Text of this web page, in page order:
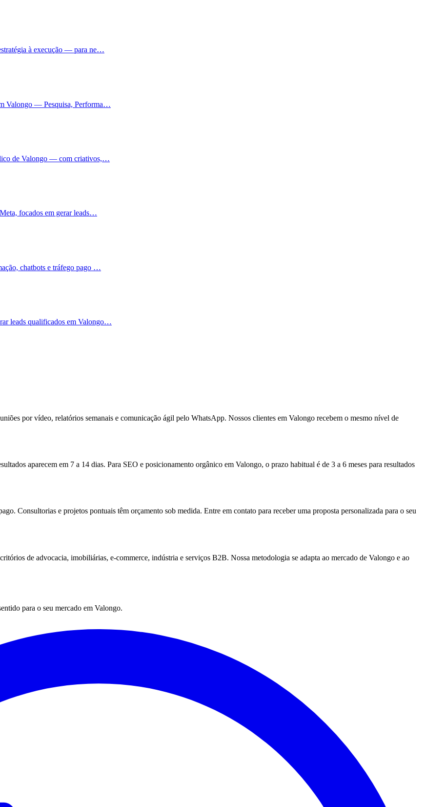
à execução — para ne…
Valongo — Pesquisa, Performa…
de Valongo — com criativos,…
focados em gerar leads…
chatbots e tráfego pago …
leads qualificados em Valongo…
por vídeo, relatórios semanais e comunicação ágil pelo WhatsApp. Nossos clientes em Valongo recebem o mesmo nível de
aparecem em 7 a 14 dias. Para SEO e posicionamento orgânico em Valongo, o prazo habitual é de 3 a 6 meses para resultados
Consultorias e projetos pontuais têm orçamento sob medida. Entre em contato para receber uma proposta personalizada para o seu
de advocacia, imobiliárias, e-commerce, indústria e serviços B2B. Nossa metodologia se adapta ao mercado de Valongo e ao
para o seu mercado em Valongo.